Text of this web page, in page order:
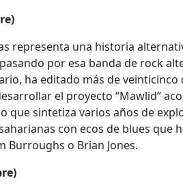
representa una historia
por esa banda de rock
ha editado más de
el proyecto “Mawlid”
que sintetiza varios años de
con ecos de blues que
Burroughs o Brian Jones.